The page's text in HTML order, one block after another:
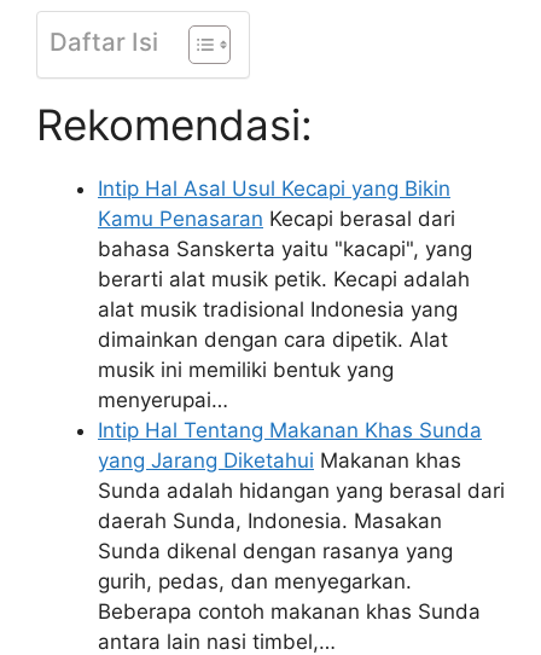
Daftar Isi
Rekomendasi:
Intip Hal Asal Usul Kecapi yang Bikin
Kamu Penasaran Kecapi berasal dari
bahasa Sanskerta yaitu "kacapi", yang
berarti alat musik petik. Kecapi adalah
alat musik tradisional Indonesia yang
dimainkan dengan cara dipetik. Alat
musik ini memiliki bentuk yang
menyerupai…
Intip Hal Tentang Makanan Khas Sunda
yang Jarang Diketahui Makanan khas
Sunda adalah hidangan yang berasal dari
daerah Sunda, Indonesia. Masakan
Sunda dikenal dengan rasanya yang
gurih, pedas, dan menyegarkan.
Beberapa contoh makanan khas Sunda
antara lain nasi timbel,…